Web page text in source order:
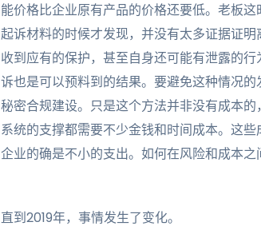
能价格比企业原有产品的价格还要低。老板
起诉材料的时候才发现，并没有太多证据证
收到应有的保护，甚至自身还可能有泄露的
诉也是可以预料到的结果。要避免这种情况
秘密合规建设。只是这个方法并非没有成本
系统的支撑都需要不少金钱和时间成本。这
企业的确是不小的支出。如何在风险和成本之
直到2019年，事情发生了变化。